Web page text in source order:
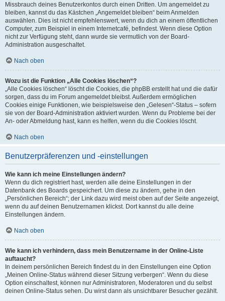
Missbrauch deines Benutzerkontos durch einen Dritten. Um angemeldet zu
bleiben, kannst du das Kästchen „Angemeldet bleiben“ beim Anmelden
auswählen. Dies ist nicht empfehlenswert, wenn du dich an einem öffentlichen
Computer, zum Beispiel in einem Internetcafé, befindest. Wenn diese Option
nicht zur Verfügung steht, dann wurde sie vermutlich von der Board-
Administration ausgeschaltet.
Nach oben
Wozu ist die Funktion „Alle Cookies löschen“?
„Alle Cookies löschen“ löscht die Cookies, die phpBB erstellt hat und die dafür
sorgen, dass du im Forum angemeldet bleibst. Außerdem ermöglichen
Cookies einige Funktionen, wie beispielsweise den „Gelesen“-Status – sofern
sie von der Board-Administration aktiviert wurden. Wenn du Probleme bei der
An- oder Abmeldung hast, kann es helfen, wenn du die Cookies löscht.
Nach oben
Benutzerpräferenzen und -einstellungen
Wie kann ich meine Einstellungen ändern?
Wenn du dich registriert hast, werden alle deine Einstellungen in der
Datenbank des Boards gespeichert. Um diese zu ändern, gehe in den
„Persönlichen Bereich“; der Link dazu wird meist oben auf der Seite angezeigt,
wenn du auf deinen Benutzernamen klickst. Dort kannst du alle deine
Einstellungen ändern.
Nach oben
Wie kann ich verhindern, dass mein Benutzername in der Online-Liste
auftaucht?
In deinem persönlichen Bereich findest du in den Einstellungen eine Option
„Meinen Online-Status während dieser Sitzung verbergen“. Wenn du diese
Option einschaltest, können nur Administratoren, Moderatoren und du selbst
deinen Online-Status sehen. Du wirst dann als unsichtbarer Besucher gezählt.